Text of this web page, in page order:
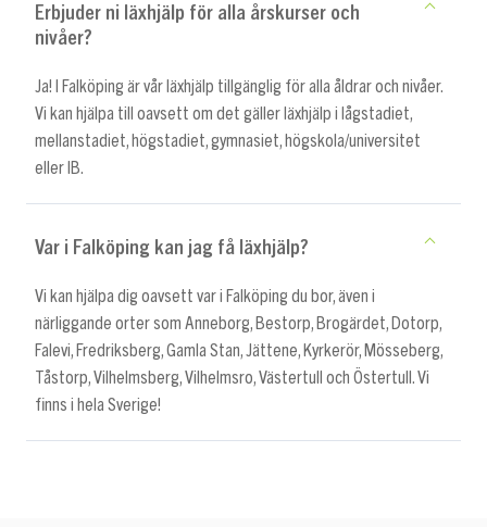
Erbjuder ni läxhjälp för alla årskurser och
nivåer?
Ja! I Falköping är vår läxhjälp tillgänglig för alla åldrar och nivåer.
Vi kan hjälpa till oavsett om det gäller läxhjälp i lågstadiet,
mellanstadiet, högstadiet, gymnasiet, högskola/universitet
eller IB.
Var i Falköping kan jag få läxhjälp?
Vi kan hjälpa dig oavsett var i Falköping du bor, även i
närliggande orter som Anneborg, Bestorp, Brogärdet, Dotorp,
Falevi, Fredriksberg, Gamla Stan, Jättene, Kyrkerör, Mösseberg,
Tåstorp, Vilhelmsberg, Vilhelmsro, Västertull och Östertull. Vi
finns i hela Sverige!